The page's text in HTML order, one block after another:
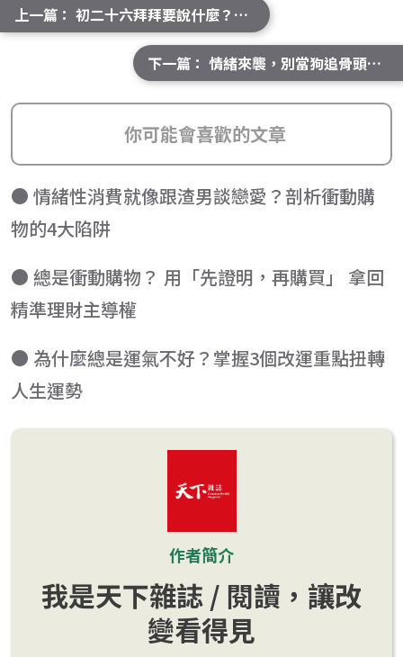
上一篇： 初二十六拜拜要說什麼？拜什麼、怎麼拜、禁忌與供品準備
下一篇： 情緒來襲，別當狗追骨頭！學會用「獅腦袋」冷靜應戰
你可能會喜歡的文章
● 情緒性消費就像跟渣男談戀愛？剖析衝動購
物的4大陷阱
● 總是衝動購物？ 用「先證明，再購買」 拿回
精準理財主導權
● 為什麼總是運氣不好？掌握3個改運重點扭轉
人生運勢
作者簡介
我是天下雜誌 / 閱讀，讓改
變看得見